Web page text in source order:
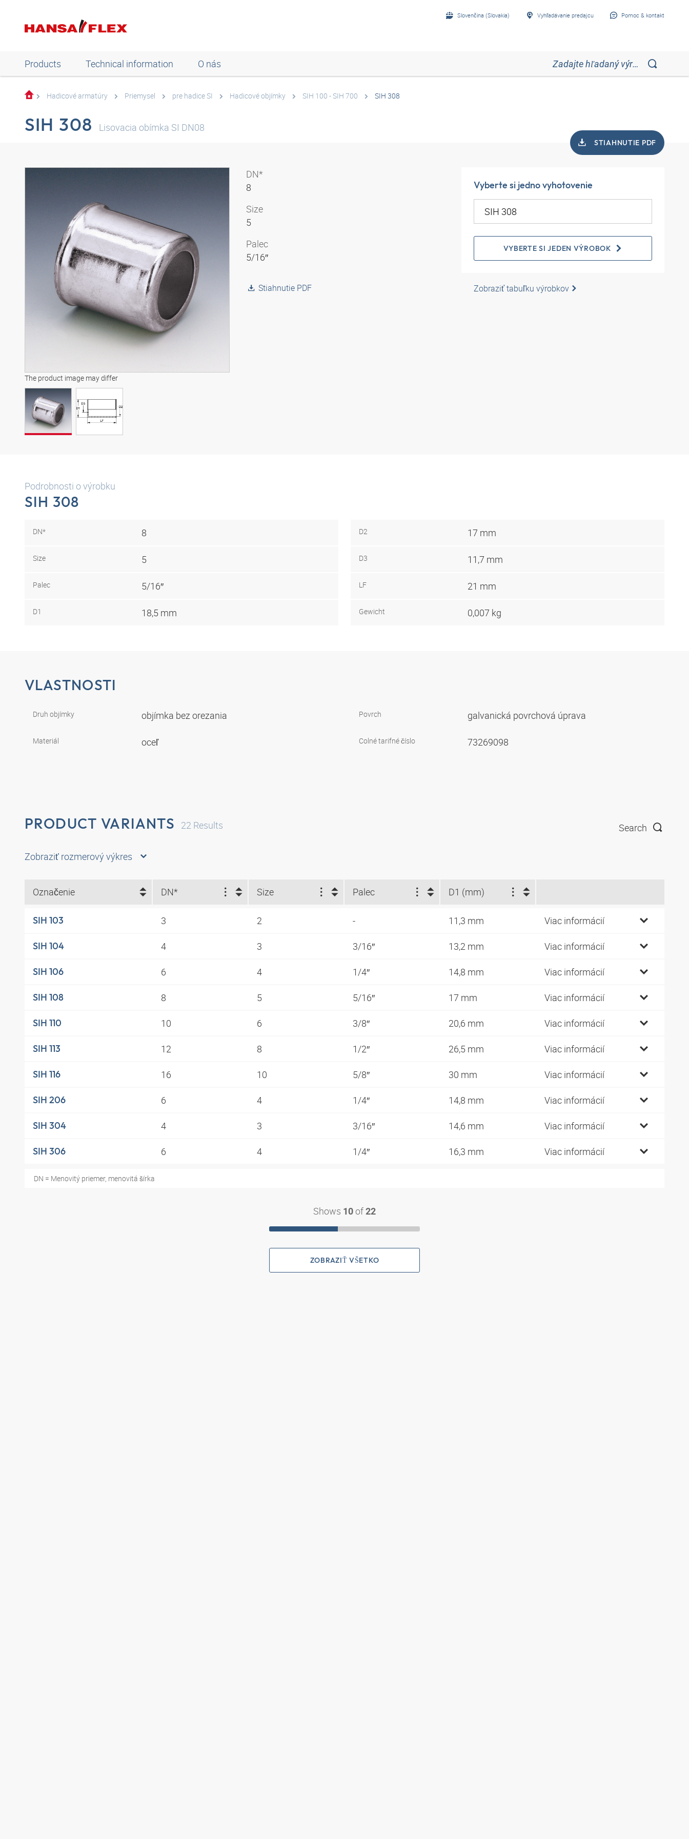
Slovenčina (Slovakia) Vyhľadávanie predajcu Pomoc & kontakt
Products Technical information O nás
Hadicové armatúry Priemysel pre hadice SI Hadicové objímky SIH 100 - SIH 700 SIH 308
SIH 308 Lisovacia obímka SI DN08
STIAHNUTIE PDF
The product image may differ
DN*
8
Size
5
Palec
5/16″
Stiahnutie PDF
Vyberte si jedno vyhotovenie
VYBERTE SI JEDEN VÝROBOK
Zobraziť tabuľku výrobkov
Podrobnosti o výrobku
SIH 308
DN* 8
Size 5
Palec 5/16″
D1 18,5 mm
D2 17 mm
D3 11,7 mm
LF 21 mm
Gewicht 0,007 kg
VLASTNOSTI
Druh objímky objímka bez orezania
Materiál oceľ
Povrch galvanická povrchová úprava
Colné tarifné číslo 73269098
PRODUCT VARIANTS 22 Results Search
Zobraziť rozmerový výkres
Označenie DN* Size Palec D1 (mm)
SIH 103 3 2 - 11,3 mm Viac informácií
SIH 104 4 3 3/16″ 13,2 mm Viac informácií
SIH 106 6 4 1/4″ 14,8 mm Viac informácií
SIH 108 8 5 5/16″ 17 mm Viac informácií
SIH 110 10 6 3/8″ 20,6 mm Viac informácií
SIH 113 12 8 1/2″ 26,5 mm Viac informácií
SIH 116 16 10 5/8″ 30 mm Viac informácií
SIH 206 6 4 1/4″ 14,8 mm Viac informácií
SIH 304 4 3 3/16″ 14,6 mm Viac informácií
SIH 306 6 4 1/4″ 16,3 mm Viac informácií
DN = Menovitý priemer, menovitá šírka
Shows 10 of 22
ZOBRAZIŤ VŠETKO